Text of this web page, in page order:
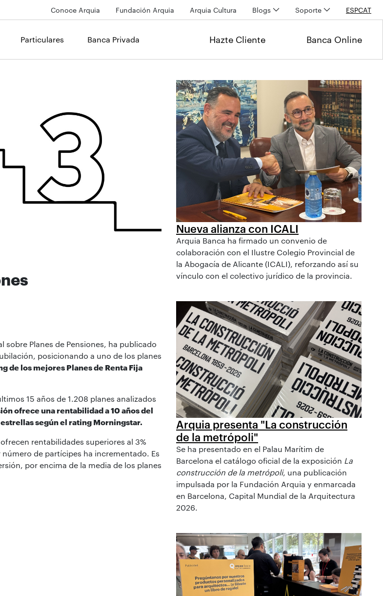
Conoce Arquia Fundación Arquia Arquia Cultura Blogs Soporte ESPCAT
Particulares Banca Privada Hazte Cliente Banca Online
Planes de Pensiones, ha publicado
posicionando a uno de los planes
de los mejores Planes de Renta Fija
15 años de 1.208 planes analizados
ofrece una rentabilidad a 10 años del
según el rating Morningstar.
rentabilidades superiores al 3%
de partícipes ha incrementado. Es
por encima de la media de los planes
Nueva alianza con ICALI
Arquia Banca ha firmado un convenio de
colaboración con el Ilustre Colegio Provincial de
la Abogacía de Alicante (ICALI), reforzando así su
vínculo con el colectivo jurídico de la provincia.
Arquia presenta "La construcción
de la metrópoli"
Se ha presentado en el Palau Marítim de
Barcelona el catálogo oficial de la exposición La
construcción de la metrópoli, una publicación
impulsada por la Fundación Arquia y enmarcada
en Barcelona, Capital Mundial de la Arquitectura
2026.